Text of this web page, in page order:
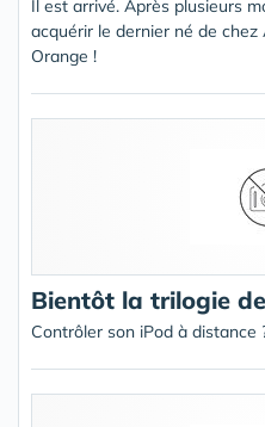
Il est arrivé. Après plusieurs
acquérir le dernier né de
Orange !
Bientôt la trilogie
Contrôler son iPod à distance